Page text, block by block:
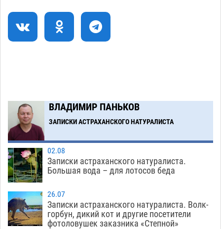
11:08 Как астраханцы назвали своих детей в июле
Загрузить еще
ВЛАДИМИР ПАНЬКОВ
ЗАПИСКИ АСТРАХАНСКОГО НАТУРАЛИСТА
02.08
Записки астраханского натуралиста.
Большая вода – для лотосов беда
26.07
Записки астраханского натуралиста. Волк-
горбун, дикий кот и другие посетители
фотоловушек заказника «Степной»